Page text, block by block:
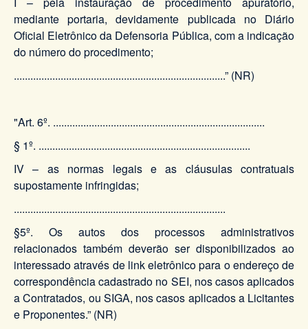
mediante portaria, devidamente publicada no Diário
Oficial Eletrônico da Defensoria Pública, com a indicação
do número do procedimento;
.............................................................................” (NR)
"Art. 6º. .............................................................................
§ 1º. .............................................................................
IV – as normas legais e as cláusulas contratuais
supostamente infringidas;
.............................................................................
§5º. Os autos dos processos administrativos
relacionados também deverão ser disponibilizados ao
interessado através de link eletrônico para o endereço de
correspondência cadastrado no SEI, nos casos aplicados
a Contratados, ou SIGA, nos casos aplicados a Licitantes
e Proponentes.” (NR)